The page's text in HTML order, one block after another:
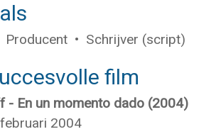
Producent • Schrijver (script)
film
- En un momento dado (2004)
2004